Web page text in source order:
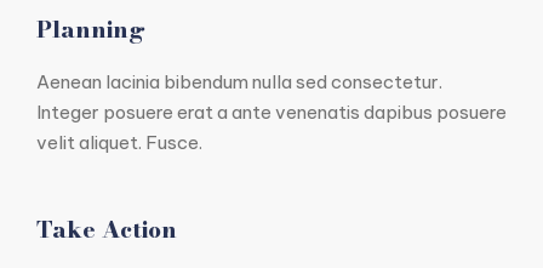
Planning
Aenean lacinia bibendum nulla sed consectetur.
Integer posuere erat a ante venenatis dapibus posuere
velit aliquet. Fusce.
Take Action